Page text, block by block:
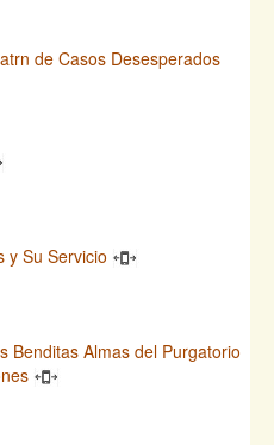
de Casos Desesperados
y Su Servicio
Benditas Almas del Purgatorio